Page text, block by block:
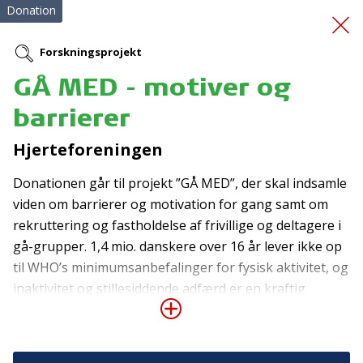
UngeSkaber
Donation
Forskningsprojekt
GÅ MED - motiver og
barrierer
Hjerteforeningen
Donationen går til projekt ”GÅ MED”, der skal indsamle
viden om barrierer og motivation for gang samt om
rekruttering og fastholdelse af frivillige og deltagere i
gå-grupper. 1,4 mio. danskere over 16 år lever ikke op
til WHO’s minimumsanbefalinger for fysisk aktivitet, og
inaktivitet og stillesiddende adfærd er en kraftig
risikofaktor for en lang række sygdomme. ”GÅ MED”
frivilligt drevne gå-grupper i hele Danmark.
Tilmeld nyhedsbrev
De seneste nyheder om TrygFondens og TryghedsGruppens
aktiviteter direkte i din indbakke.